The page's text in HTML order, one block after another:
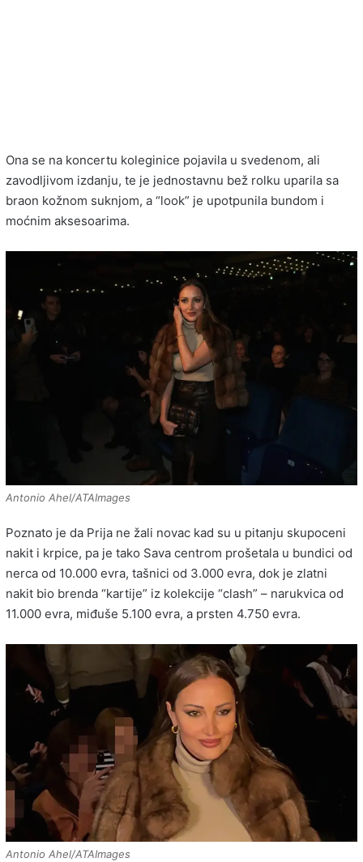
Ona se na koncertu koleginice pojavila u svedenom, ali
zavodljivom izdanju, te je jednostavnu bež rolku uparila sa
braon kožnom suknjom, a “look” je upotpunila bundom i
moćnim aksesoarima.
Antonio Ahel/ATAImages
Poznato je da Prija ne žali novac kad su u pitanju skupoceni
nakit i krpice, pa je tako Sava centrom prošetala u bundici od
nerca od 10.000 evra, tašnici od 3.000 evra, dok je zlatni
nakit bio brenda “kartije” iz kolekcije “clash” – narukvica od
11.000 evra, miđuše 5.100 evra, a prsten 4.750 evra.
Antonio Ahel/ATAImages